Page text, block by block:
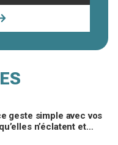
geste simple avec vos
n’éclatent et